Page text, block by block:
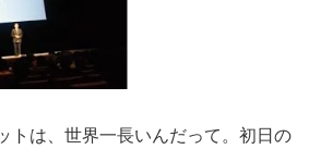
トは、世界一長いんだって。初日の